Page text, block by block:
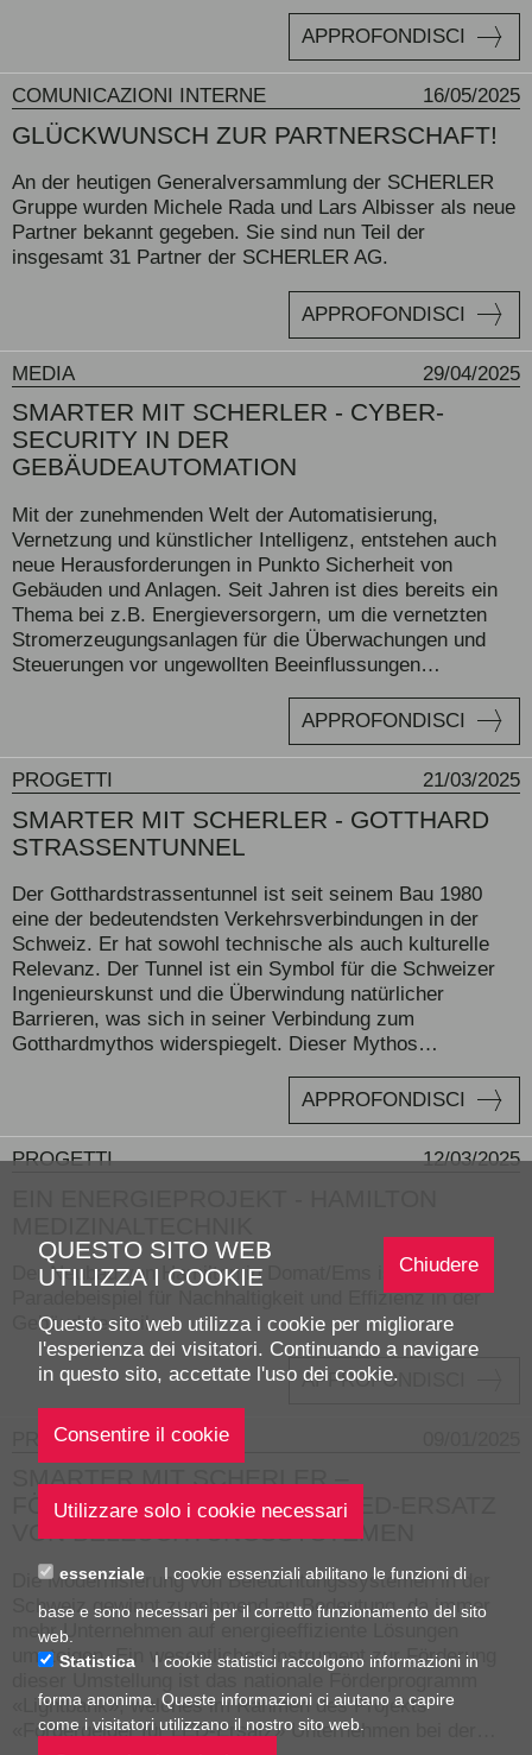
APPROFONDISCI
COMUNICAZIONI INTERNE 16/05/2025
GLÜCKWUNSCH ZUR PARTNERSCHAFT!
An der heutigen Generalversammlung der SCHERLER
Gruppe wurden Michele Rada und Lars Albisser als neue
Partner bekannt gegeben. Sie sind nun Teil der
insgesamt 31 Partner der SCHERLER AG.
APPROFONDISCI
MEDIA 29/04/2025
SMARTER MIT SCHERLER - CYBER-
SECURITY IN DER
GEBÄUDEAUTOMATION
Mit der zunehmenden Welt der Automatisierung,
Vernetzung und künstlicher Intelligenz, entstehen auch
neue Herausforderungen in Punkto Sicherheit von
Gebäuden und Anlagen. Seit Jahren ist dies bereits ein
Thema bei z.B. Energieversorgern, um die vernetzten
Stromerzeugungsanlagen für die Überwachungen und
Steuerungen vor ungewollten Beeinflussungen…
APPROFONDISCI
PROGETTI 21/03/2025
SMARTER MIT SCHERLER - GOTTHARD
STRASSENTUNNEL
Der Gotthardstrassentunnel ist seit seinem Bau 1980
eine der bedeutendsten Verkehrsverbindungen in der
Schweiz. Er hat sowohl technische als auch kulturelle
Relevanz. Der Tunnel ist ein Symbol für die Schweizer
Ingenieurskunst und die Überwindung natürlicher
Barrieren, was sich in seiner Verbindung zum
Gotthardmythos widerspiegelt. Dieser Mythos…
APPROFONDISCI
PROGETTI 12/03/2025
Der Neubau von Hamilton in Domat/Ems ist ein
Paradebeispiel für Nachhaltigkeit und Effizienz in der
Gebäudetechnik.
APPROFONDISCI
PROGETTI
SMARTER MIT SCHERLER –
FÖRDERGELDER FÜR DEN LED-ERSATZ
VON BELEUCHTUNGSSYSTEMEN
Die Modernisierung von Beleuchtungssystemen in der
Schweiz gewinnt zunehmend an Bedeutung, da immer
mehr Unternehmen auf energieeffiziente Lösungen
umsteigen. Ein wesentliches Instrument zur Förderung
«Lightbank», welches im Rahmen des Projekts
«Fördergelder für LED-Ersatz» Unternehmen bei der…
Chiudere
QUESTO SITO WEB
UTILIZZA I COOKIE
Questo sito web utilizza i cookie per migliorare
l'esperienza dei visitatori. Continuando a navigare
in questo sito, accettate l'uso dei cookie.
essenziale
I cookie essenziali abilitano le funzioni di
base e sono necessari per il corretto funzionamento del sito
web.
Statistica
I cookie statistici raccolgono informazioni in
forma anonima. Queste informazioni ci aiutano a capire
come i visitatori utilizzano il nostro sito web.